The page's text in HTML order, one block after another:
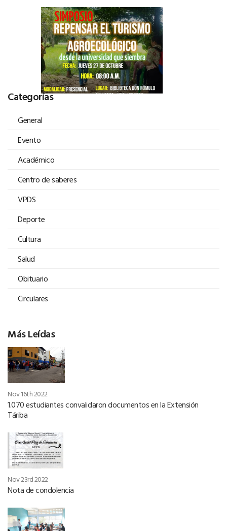
Categorías
General
Evento
Académico
Centro de saberes
VPDS
Deporte
Cultura
Salud
Obituario
Circulares
Más Leídas
Nov 16th 2022
1.070 estudiantes convalidaron documentos en la Extensión
Táriba
Nov 23rd 2022
Nota de condolencia